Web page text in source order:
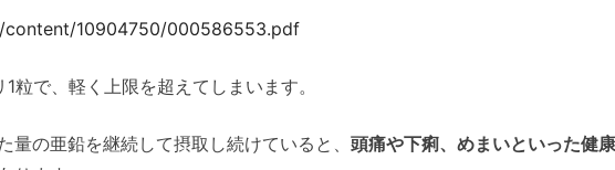
10904750/000586553.pdf
で、軽く上限を超えてしまいます。
量の亜鉛を継続して摂取し続けていると、 頭痛や下痢、めまいといった健康